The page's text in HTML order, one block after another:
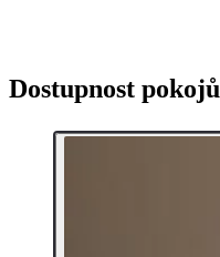
Dostupnost pokojů